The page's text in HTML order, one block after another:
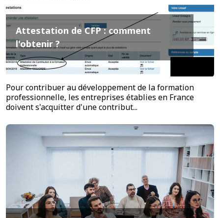
Attestation de CFP : comment
l'obtenir ?
Pour contribuer au développement de la formation
professionnelle, les entreprises établies en France
doivent s'acquitter d'une contribut...